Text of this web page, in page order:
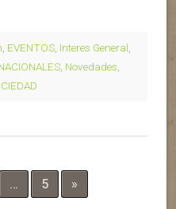
EVENTOS Interes General
Novedades
… 5 »